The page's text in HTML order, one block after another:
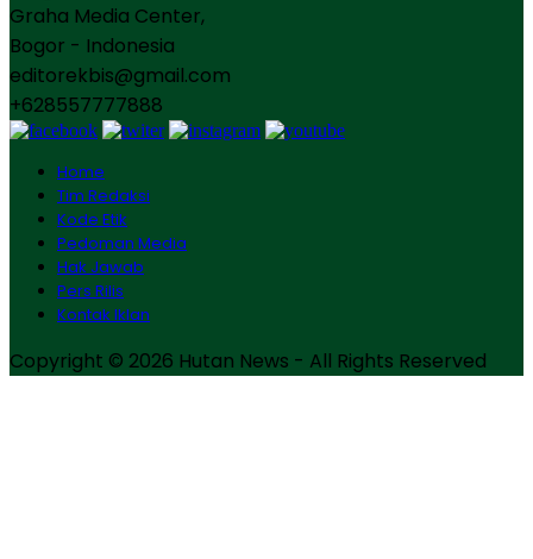
Graha Media Center,
Bogor - Indonesia
editorekbis@gmail.com
+628557777888
Home
Tim Redaksi
Kode Etik
Pedoman Media
Hak Jawab
Pers Rilis
Kontak Iklan
Copyright © 2026 Hutan News - All Rights Reserved